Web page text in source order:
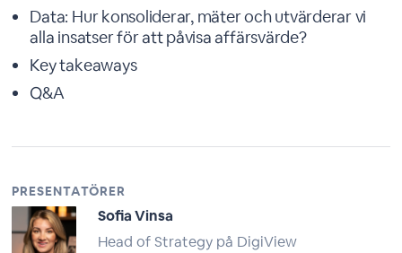
Data: Hur konsoliderar, mäter och utvärderar vi
alla insatser för att påvisa affärsvärde?
Key takeaways
Q&A
PRESENTATÖRER
Sofia Vinsa
Head of Strategy på DigiView